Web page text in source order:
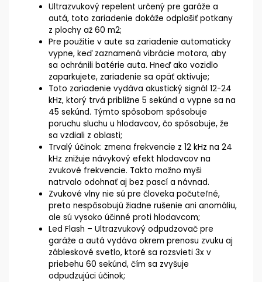
Ultrazvukový repelent určený pre garáže a
autá, toto zariadenie dokáže odplašiť potkany
z plochy až 60 m2;
Pre použitie v aute sa zariadenie automaticky
vypne, keď zaznamená vibrácie motora, aby
sa ochránili batérie auta. Hneď ako vozidlo
zaparkujete, zariadenie sa opäť aktivuje;
Toto zariadenie vydáva akustický signál 12-24
kHz, ktorý trvá približne 5 sekúnd a vypne sa na
45 sekúnd. Týmto spôsobom spôsobuje
poruchu sluchu u hlodavcov, čo spôsobuje, že
sa vzdiali z oblasti;
Trvalý účinok: zmena frekvencie z 12 kHz na 24
kHz znižuje návykový efekt hlodavcov na
zvukové frekvencie. Takto možno myši
natrvalo odohnať aj bez pascí a návnad.
Zvukové vlny nie sú pre človeka počuteľné,
preto nespôsobujú žiadne rušenie ani anomáliu,
ale sú vysoko účinné proti hlodavcom;
Led Flash – Ultrazvukový odpudzovač pre
garáže a autá vydáva okrem prenosu zvuku aj
zábleskové svetlo, ktoré sa rozsvieti 3x v
priebehu 60 sekúnd, čím sa zvyšuje
odpudzujúci účinok;